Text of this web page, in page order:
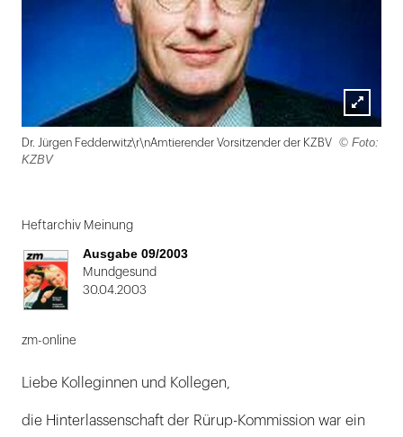
Lightbox
öffnen
Dr. Jürgen Fedderwitz\r\nAmtierender Vorsitzender der KZBV
© Foto:
KZBV
1
von
2
Heftarchiv Meinung
Ausgabe 09/2003
Mundgesund
30.04.2003
zm-online
Liebe Kolleginnen und Kollegen,
die Hinterlassenschaft der Rürup-Kommission war ein